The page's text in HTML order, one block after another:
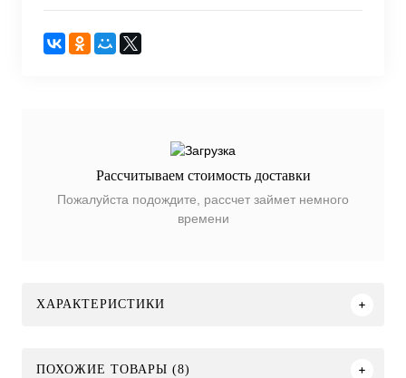
Рассчитываем стоимость доставки
Пожалуйста подождите, рассчет займет немного
времени
ХАРАКТЕРИСТИКИ
ПОХОЖИЕ ТОВАРЫ (8)